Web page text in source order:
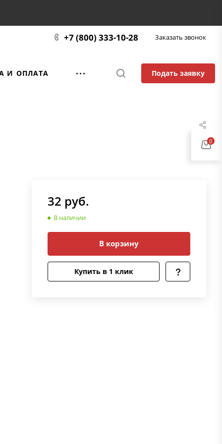
+7 (800) 333-10-28 Заказать звонок
И ОПЛАТА Подать заявку
32 руб.
В наличии
В корзину
Купить в 1 клик
0